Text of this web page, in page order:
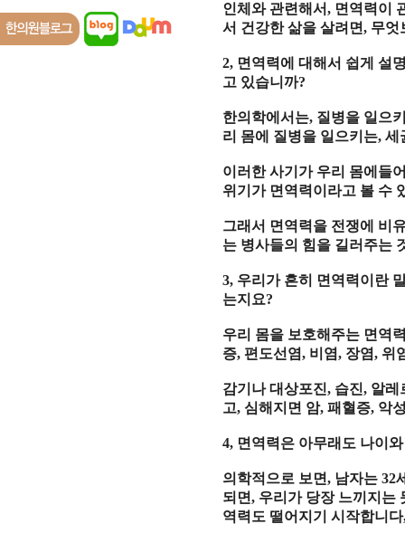
인체와 관련해서, 면역력이
서 건강한 삶을 살려면, 무엇
2, 면역력에 대해서 쉽게 설
고 있습니까?
한의학에서는, 질병을 일으
리 몸에 질병을 일으키는,세
이러한 사기가 우리 몸에들
위기가 면역력이라고 볼 수
그래서 면역력을 전쟁에 비
는 병사들의 힘을 길러주는
3, 우리가 흔히 면역력이란
는지요?
우리 몸을 보호해주는 면역
증,편도선염, 비염, 장염, 위
감기나 대상포진, 습진, 알레
고, 심해지면 암,패혈증, 악
4, 면역력은 아무래도 나이
의학적으로 보면, 남자는32
되면, 우리가 당장 느끼지는
역력도 떨어지기 시작합니다